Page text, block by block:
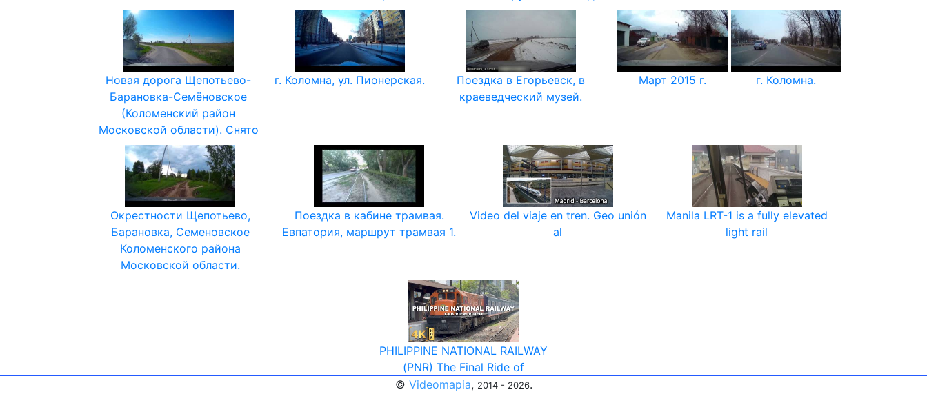
Новая дорога Щепотьево-
Барановка-Семёновcкое
(Коломенский район
Московской области). Снято
г. Коломна, ул. Пионерская.
Поездка в Егорьевск, в
краеведческий музей.
Март 2015 г. г. Коломна.
Окрестности Щепотьево,
Барановка, Семеновское
Коломенского района
Московской области.
Поездка в кабине трамвая.
Евпатория, маршрут трамвая 1.
Video del viaje en tren. Geo unión
al
Manila LRT-1 is a fully elevated
light rail
PHILIPPINE NATIONAL RAILWAY
(PNR) The Final Ride of
© Videomapia, 2014 - 2026.